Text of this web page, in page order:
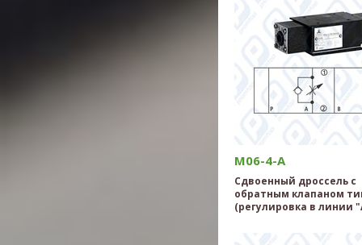
M06-4-A
Сдвоенный дроссель с
обратным клапаном
(регулировка в линии